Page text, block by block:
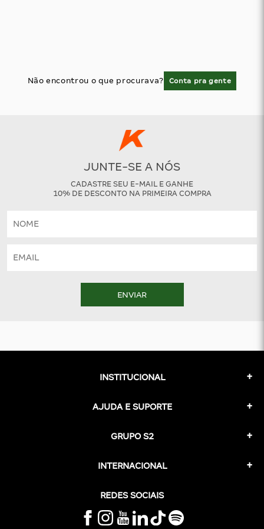
Não encontrou o que procurava? Conta pra gente
JUNTE-SE A NÓS
CADASTRE SEU E-MAIL E GANHE
10% DE DESCONTO NA PRIMEIRA COMPRA
ENVIAR
INSTITUCIONAL
AJUDA E SUPORTE
GRUPO S2
INTERNACIONAL
REDES SOCIAIS